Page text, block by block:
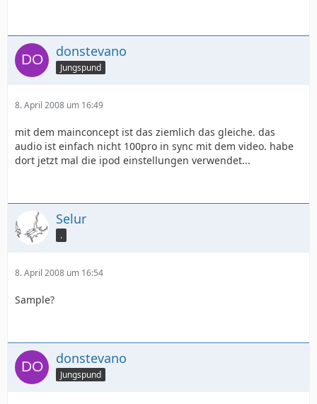
donstevano
Jungspund
8. April 2008 um 16:49
mit dem mainconcept ist das ziemlich das gleiche. das
audio ist einfach nicht 100pro in sync mit dem video. habe
dort jetzt mal die ipod einstellungen verwendet...
Selur
.
8. April 2008 um 16:54
Sample?
donstevano
Jungspund